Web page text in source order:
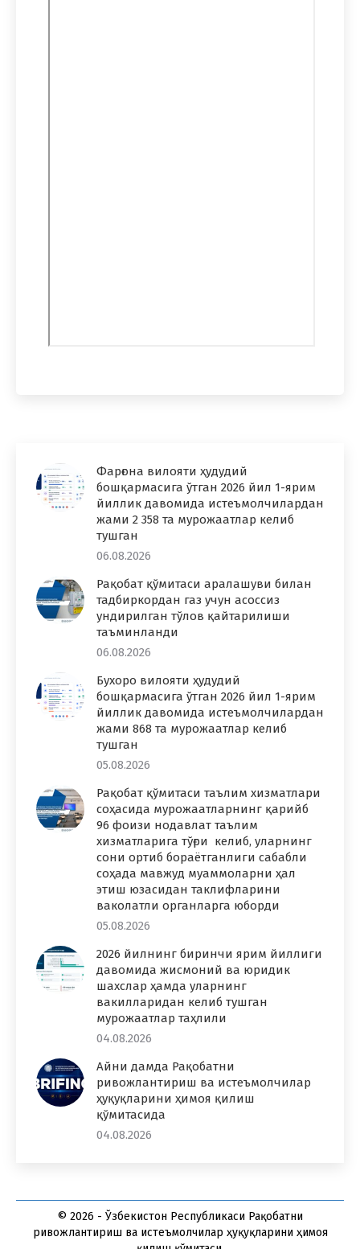
Фарғона вилояти ҳудудий
бошқармасига ўтган 2026 йил 1-ярим
йиллик давомида истеъмолчилардан
жами 2 358 та мурожаатлар келиб
тушган
06.08.2026
Рақобат қўмитаси аралашуви билан
тадбиркордан газ учун асоссиз
ундирилган тўлов қайтарилиши
таъминланди
06.08.2026
Бухоро вилояти ҳудудий
бошқармасига ўтган 2026 йил 1-ярим
йиллик давомида истеъмолчилардан
жами 868 та мурожаатлар келиб
тушган
05.08.2026
Рақобат қўмитаси таълим хизматлари
соҳасида мурожаатларнинг қарийб
96 фоизи нодавлат таълим
хизматларига тўғри келиб, уларнинг
сони ортиб бораётганлиги сабабли
соҳада мавжуд муаммоларни ҳал
этиш юзасидан таклифларини
ваколатли органларга юборди
05.08.2026
2026 йилнинг биринчи ярим йиллиги
давомида жисмоний ва юридик
шахслар ҳамда уларнинг
вакилларидан келиб тушган
мурожаатлар таҳлили
04.08.2026
Айни дамда Рақобатни
ривожлантириш ва истеъмолчилар
ҳуқуқларини ҳимоя қилиш
қўмитасида
04.08.2026
© 2026 - Ўзбекистон Республикаси Рақобатни
ривожлантириш ва истеъмолчилар ҳуқуқларини ҳимоя